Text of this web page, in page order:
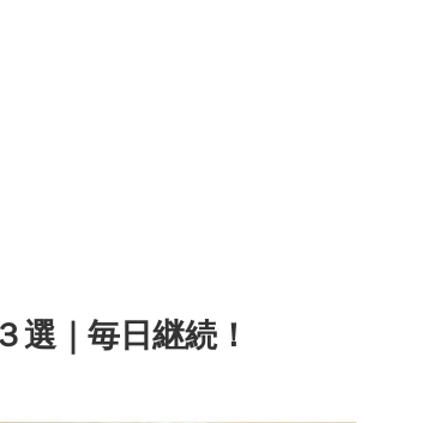
｜毎日継続！